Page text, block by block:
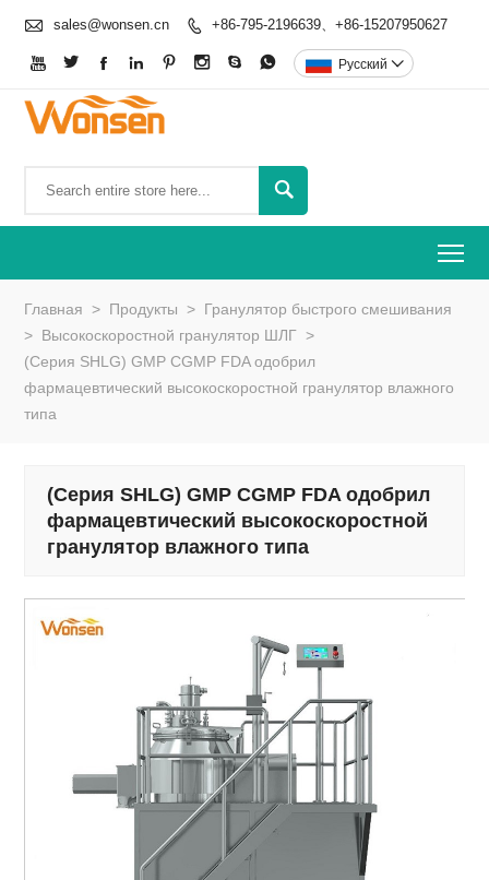
 sales@wonsen.cn  +86-795-2196639、+86-15207950627
        Pусский 

Главная > Продукты > Гранулятор быстрого смешивания
> Высокоскоростной гранулятор ШЛГ >
(Серия SHLG) GMP CGMP FDA одобрил
фармацевтический высокоскоростной гранулятор влажного
типа
(Серия SHLG) GMP CGMP FDA одобрил
фармацевтический высокоскоростной
гранулятор влажного типа